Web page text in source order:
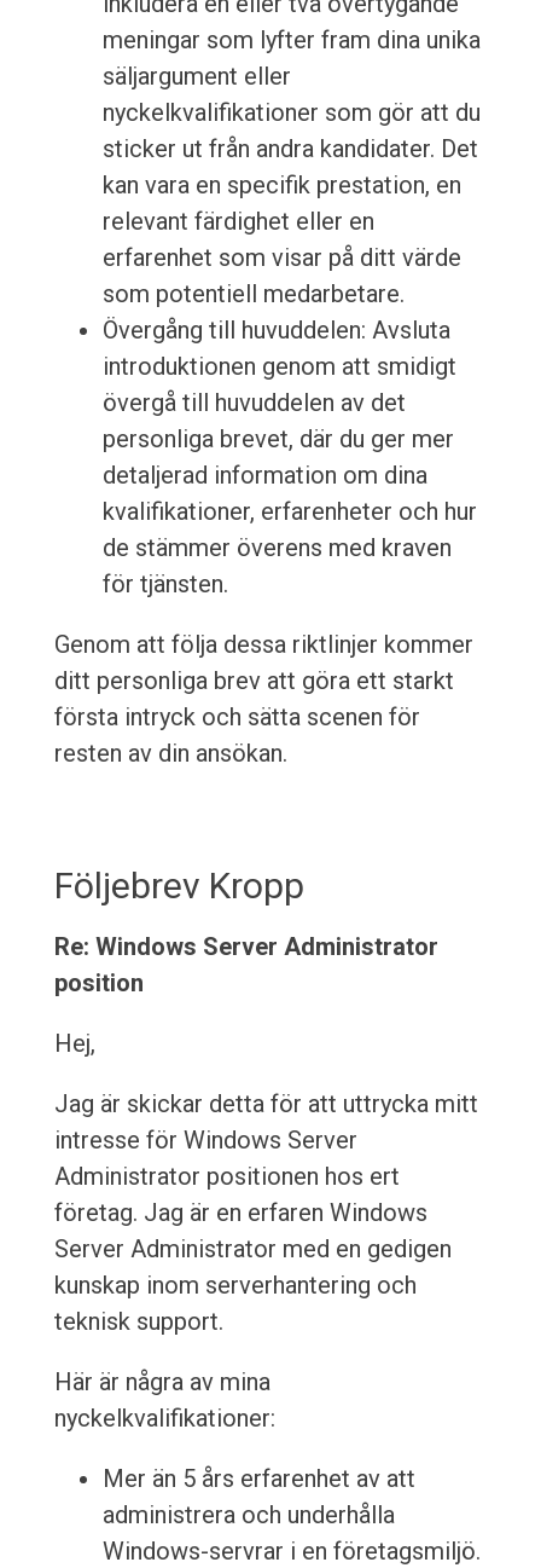
meningar som lyfter fram dina unika
säljargument eller
nyckelkvalifikationer som gör att du
sticker ut från andra kandidater. Det
kan vara en specifik prestation, en
relevant färdighet eller en
erfarenhet som visar på ditt värde
som potentiell medarbetare.
Övergång till huvuddelen: Avsluta
introduktionen genom att smidigt
övergå till huvuddelen av det
personliga brevet, där du ger mer
detaljerad information om dina
kvalifikationer, erfarenheter och hur
de stämmer överens med kraven
för tjänsten.
Genom att följa dessa riktlinjer kommer
ditt personliga brev att göra ett starkt
första intryck och sätta scenen för
resten av din ansökan.
Följebrev Kropp
Re: Windows Server Administrator
position
Hej,
Jag är skickar detta för att uttrycka mitt
intresse för Windows Server
Administrator positionen hos ert
företag. Jag är en erfaren Windows
Server Administrator med en gedigen
kunskap inom serverhantering och
teknisk support.
Här är några av mina
nyckelkvalifikationer:
Mer än 5 års erfarenhet av att
administrera och underhålla
Windows-servrar i en företagsmiljö.